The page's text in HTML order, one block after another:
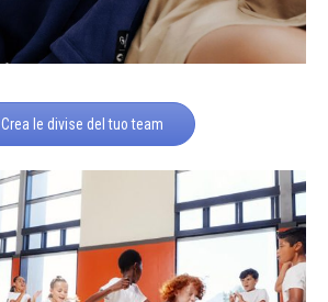
Crea le divise del tuo team